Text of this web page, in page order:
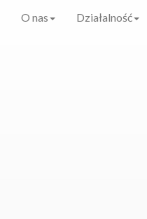
O nas Działalność